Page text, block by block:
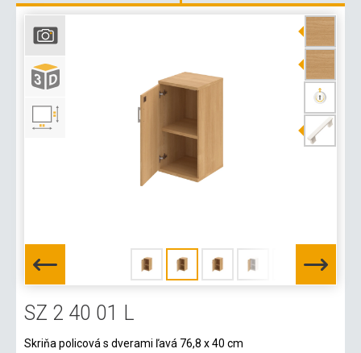
SZ 2 40 01 L
Skriňa policová s dverami ľavá 76,8 x 40 cm